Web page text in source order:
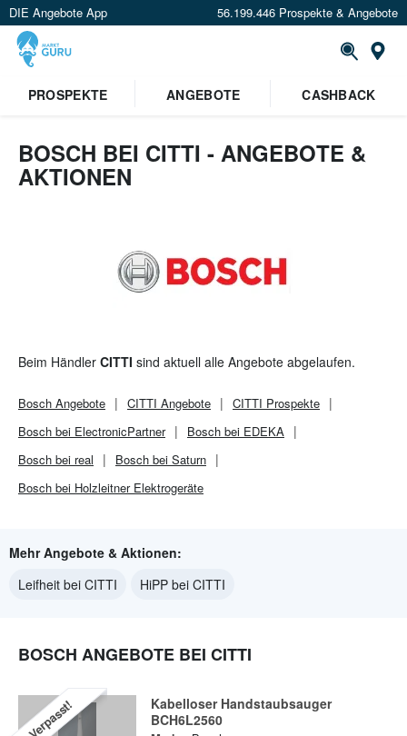
DIE Angebote App 56.199.446 Prospekte & Angebote
PROSPEKTE ANGEBOTE CASHBACK
BOSCH BEI CITTI - ANGEBOTE &
AKTIONEN
Beim Händler CITTI sind aktuell alle Angebote abgelaufen.
Bosch Angebote CITTI Angebote CITTI Prospekte
Bosch bei ElectronicPartner
Bosch bei EDEKA
Bosch bei real
Bosch bei Saturn
Bosch bei Holzleitner Elektrogeräte
Mehr Angebote & Aktionen:
Leifheit bei CITTI
HiPP bei CITTI
BOSCH ANGEBOTE BEI CITTI
Verpasst!
Kabelloser Handstaubsauger
BCH6L2560